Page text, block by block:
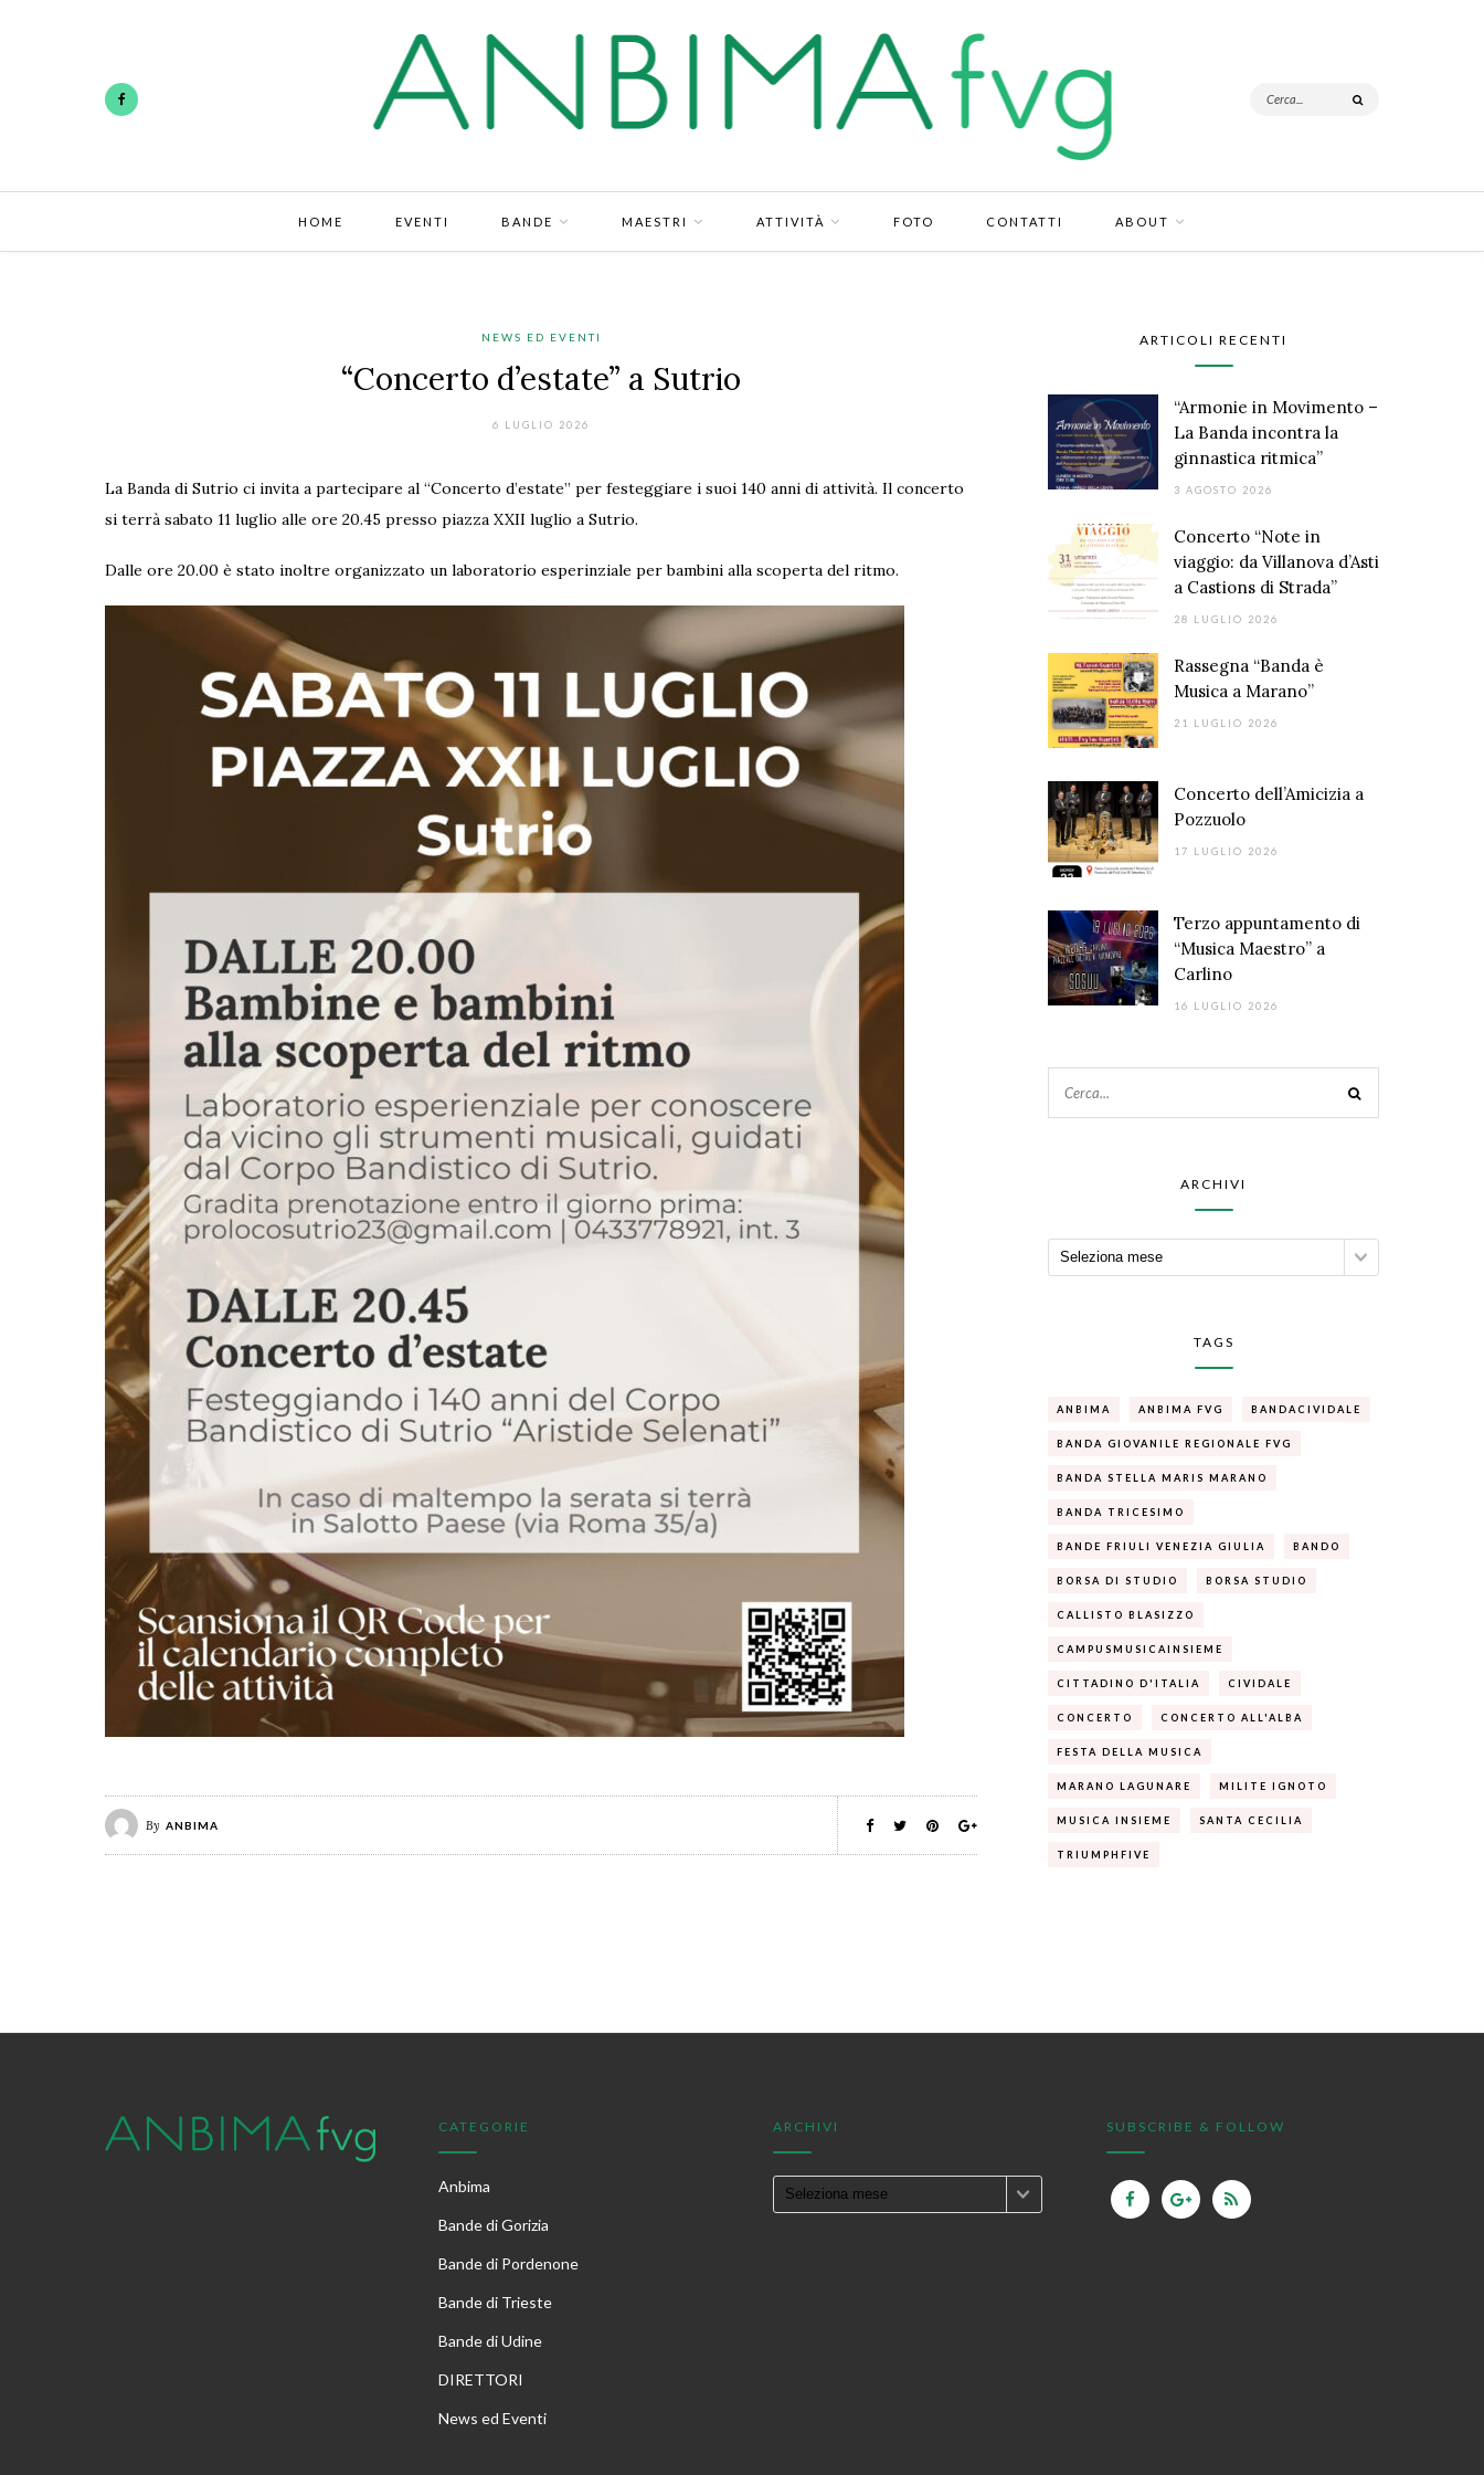
HOME EVENTI BANDE MAESTRI ATTIVITÀ FOTO CONTATTI ABOUT
NEWS ED EVENTI
“Concerto d’estate” a Sutrio
6 LUGLIO 2026
La Banda di Sutrio ci invita a partecipare al “Concerto d’estate” per festeggiare i suoi 140 anni di attività. Il concerto
si terrà sabato 11 luglio alle ore 20.45 presso piazza XXII luglio a Sutrio.
Dalle ore 20.00 è stato inoltre organizzato un laboratorio esperinziale per bambini alla scoperta del ritmo.
By ANBIMA
ARTICOLI RECENTI
“Armonie in Movimento –
La Banda incontra la
ginnastica ritmica”
3 AGOSTO 2026
Concerto “Note in
viaggio: da Villanova d’Asti
a Castions di Strada”
28 LUGLIO 2026
Rassegna “Banda è
Musica a Marano”
21 LUGLIO 2026
Concerto dell’Amicizia a
Pozzuolo
17 LUGLIO 2026
Terzo appuntamento di
“Musica Maestro” a
Carlino
16 LUGLIO 2026
ARCHIVI
TAGS
ANBIMA ANBIMA FVG BANDACIVIDALE
BANDA GIOVANILE REGIONALE FVG
BANDA STELLA MARIS MARANO
BANDA TRICESIMO
BANDE FRIULI VENEZIA GIULIA BANDO
BORSA DI STUDIO BORSA STUDIO
CALLISTO BLASIZZO
CAMPUSMUSICAINSIEME
CITTADINO D'ITALIA CIVIDALE
CONCERTO CONCERTO ALL'ALBA
FESTA DELLA MUSICA
MARANO LAGUNARE MILITE IGNOTO
MUSICA INSIEME SANTA CECILIA
TRIUMPHFIVE
CATEGORIE
Anbima
Bande di Gorizia
Bande di Pordenone
Bande di Trieste
Bande di Udine
DIRETTORI
News ed Eventi
ARCHIVI SUBSCRIBE & FOLLOW